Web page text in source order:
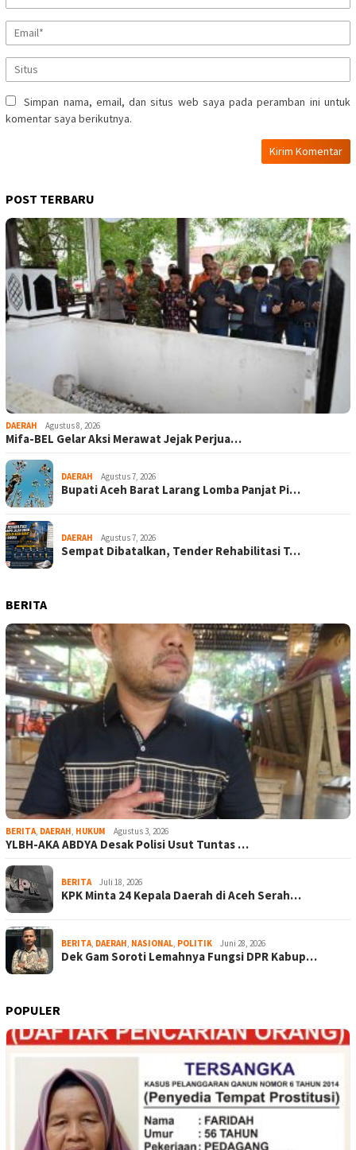
Simpan nama, email, dan situs web saya pada peramban ini untuk
komentar saya berikutnya.
POST TERBARU
DAERAH Agustus 8, 2026
Mifa-BEL Gelar Aksi Merawat Jejak Perjua…
DAERAH Agustus 7, 2026
Bupati Aceh Barat Larang Lomba Panjat Pi…
DAERAH Agustus 7, 2026
Sempat Dibatalkan, Tender Rehabilitasi T…
BERITA
BERITA, DAERAH, HUKUM Agustus 3, 2026
YLBH-AKA ABDYA Desak Polisi Usut Tuntas …
BERITA Juli 18, 2026
KPK Minta 24 Kepala Daerah di Aceh Serah…
BERITA, DAERAH, NASIONAL, POLITIK Juni 28, 2026
Dek Gam Soroti Lemahnya Fungsi DPR Kabup…
POPULER